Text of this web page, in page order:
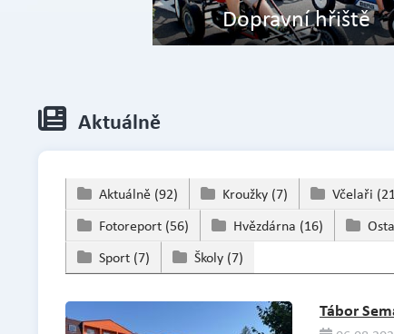
Dopravní hřiště
Aktuálně
Aktuálně (92) Kroužky (7) Včelaři
Fotoreport (56) Hvězdárna (16)
Sport (7) Školy (7)
Tábor